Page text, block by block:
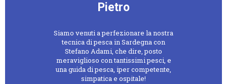
Pietro
Siamo venuti a perfezionare la nostra
tecnica di pesca in Sardegna con
Stefano Adami, che dire, posto
meraviglioso con tantissimi pesci, e
una guida di pesca, iper competente,
simpatica e ospitale!